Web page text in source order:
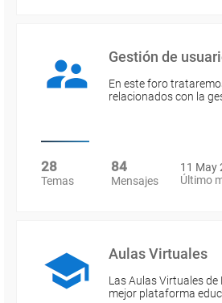
Gestión de
En este foro
relacionados con la
28
Temas
84
Mensajes
11 May
Último
Aulas Virtuales
Las Aulas Virtuales
mejor plataforma